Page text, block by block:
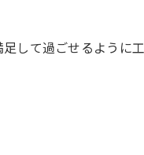
して過ごせるように工